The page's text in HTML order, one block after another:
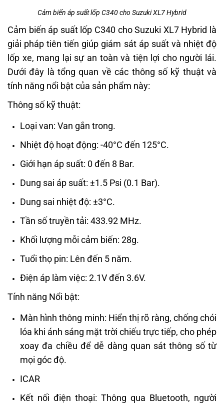
Cảm biến áp suất lốp C340 cho Suzuki XL7 Hybrid
Cảm biến áp suất lốp C340 cho Suzuki XL7 Hybrid là
giải pháp tiên tiến giúp giám sát áp suất và nhiệt độ
lốp xe, mang lại sự an toàn và tiện lợi cho người lái.
Dưới đây là tổng quan về các thông số kỹ thuật và
tính năng nổi bật của sản phẩm này:
Thông số kỹ thuật:
Loại van: Van gắn trong.
Nhiệt độ hoạt động: -40°C đến 125°C.
Giới hạn áp suất: 0 đến 8 Bar.
Dung sai áp suất: ±1.5 Psi (0.1 Bar).
Dung sai nhiệt độ: ±3°C.
Tần số truyền tải: 433.92 MHz.
Khối lượng mỗi cảm biến: 28g.
Tuổi thọ pin: Lên đến 5 năm.
Điện áp làm việc: 2.1V đến 3.6V.
Tính năng Nổi bật:
Màn hình thông minh: Hiển thị rõ ràng, chống chói
lóa khi ánh sáng mặt trời chiếu trực tiếp, cho phép
xoay đa chiều để dễ dàng quan sát thông số từ
mọi góc độ.
ICAR
Kết nối điện thoại: Thông qua Bluetooth, người